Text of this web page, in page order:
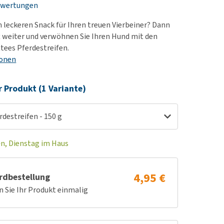
, Nieren- und
Fellprobleme und
bekomme ich meinen
ansehen
leckeren Snack für Ihren treuen Vierbeiner? Dann
weiter und verwöhnen Sie Ihren Hund mit den
Pferdestreifen.
Produkt (1 Variante)
- 150 g
Dienstag im Haus
Sie Ihr Produkt einmalig
4,95 €